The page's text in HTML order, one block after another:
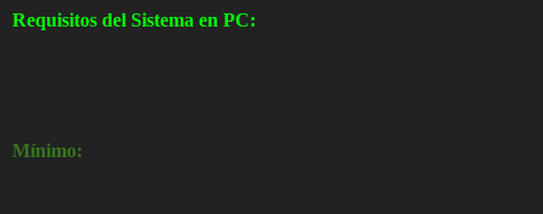
Requisitos del Sistema en PC:
Mínimo: